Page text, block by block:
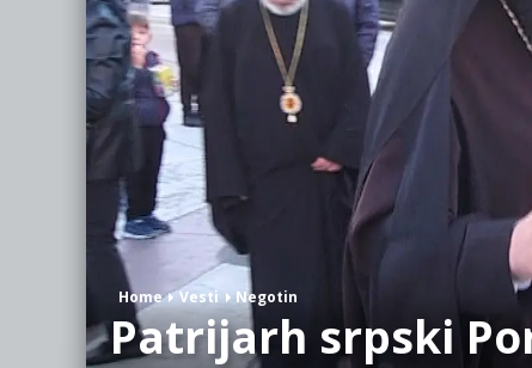
Home Vesti Negotin
Patrijarh srpski